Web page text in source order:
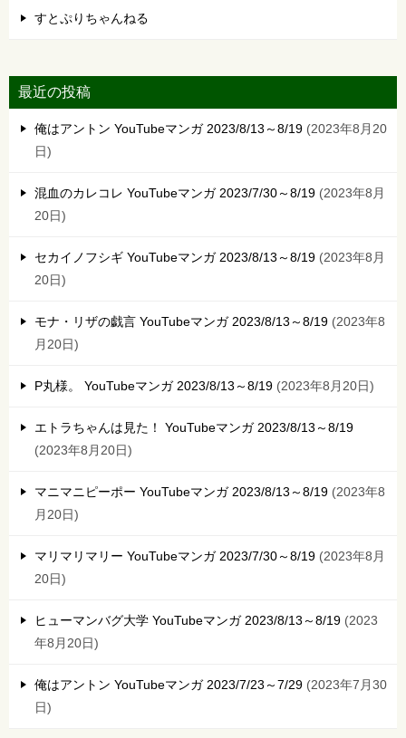
すとぷりちゃんねる
最近の投稿
俺はアントン YouTubeマンガ 2023/8/13～8/19
2023年8月20
日
混血のカレコレ YouTubeマンガ 2023/7/30～8/19
2023年8月
20日
セカイノフシギ YouTubeマンガ 2023/8/13～8/19
2023年8月
20日
モナ・リザの戯言 YouTubeマンガ 2023/8/13～8/19
2023年8
月20日
P丸様。 YouTubeマンガ 2023/8/13～8/19 2023年8月20日
エトラちゃんは見た！ YouTubeマンガ 2023/8/13～8/19
2023年8月20日
マニマニピーポー YouTubeマンガ 2023/8/13～8/19
2023年8
月20日
マリマリマリー YouTubeマンガ 2023/7/30～8/19
2023年8月
20日
ヒューマンバグ大学 YouTubeマンガ 2023/8/13～8/19
2023
年8月20日
俺はアントン YouTubeマンガ 2023/7/23～7/29
2023年7月30
日